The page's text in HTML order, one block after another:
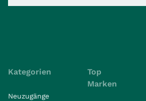
Kategorien
Neuzugänge
Top
Marken